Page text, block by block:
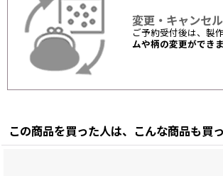
変更・キャンセ
ご予約受付後は、製
ムや柄の変更ができ
この商品を買った人は、こんな商品も買